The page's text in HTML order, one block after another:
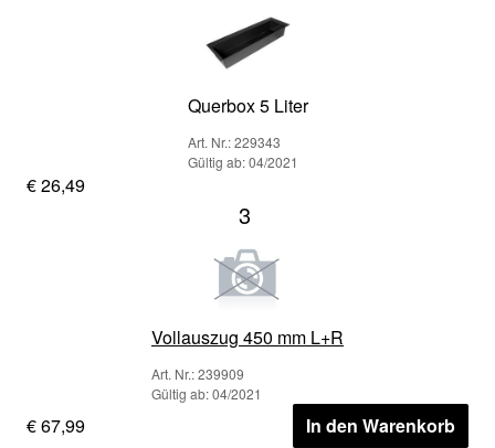
Querbox 5 Liter
Art. Nr.: 229343
Gültig ab: 04/2021
€ 26,49
3
Vollauszug 450 mm L+R
Art. Nr.: 239909
Gültig ab: 04/2021
€ 67,99 In den Warenkorb